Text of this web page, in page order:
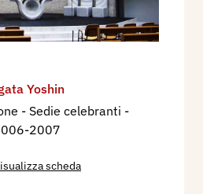
Yoshin
- Sedie celebranti -
2007
scheda